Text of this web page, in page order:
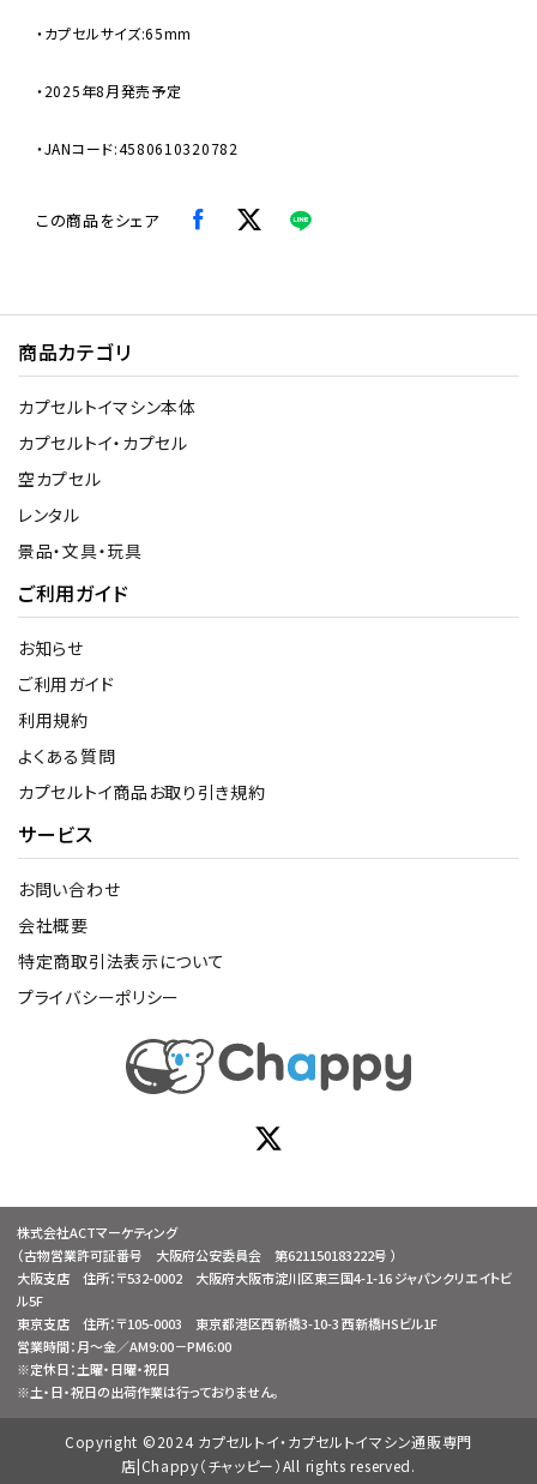
・カプセルサイズ:65mm
・2025年8月発売予定
・JANコード:4580610320782
この商品をシェア
商品カテゴリ
カプセルトイマシン本体
カプセルトイ・カプセル
空カプセル
レンタル
景品・文具・玩具
ご利用ガイド
お知らせ
ご利用ガイド
利用規約
よくある質問
カプセルトイ商品お取り引き規約
サービス
お問い合わせ
会社概要
特定商取引法表示について
プライバシーポリシー
株式会社ACTマーケティング
（古物営業許可証番号 大阪府公安委員会 第621150183222号 ）
大阪支店 住所：〒532-0002 大阪府大阪市淀川区東三国4-1-16 ジャパンクリエイトビ
ル5F
東京支店 住所：〒105-0003 東京都港区西新橋3-10-3 西新橋HSビル1F
営業時間：月～金／AM9:00－PM6:00
※定休日：土曜・日曜・祝日
※土・日・祝日の出荷作業は行っておりません。
Copyright ©2024 カプセルトイ・カプセルトイマシン通販専門
店|Chappy（チャッピー）All rights reserved.